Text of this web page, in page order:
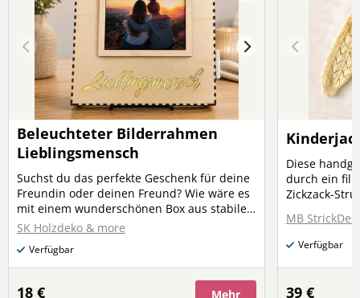
Beleuchteter Bilderrahmen
Lieblingsmensch
Suchst du das perfekte Geschenk für deine
Freundin oder deinen Freund? Wie wäre es
mit einem wunderschönen Box aus stabilen
Pappelholz, die nicht nur durch ihre
Zagenveleimung überzeugt, sondern auch
eine beleuchteten Schriftzug besitzt. Oben
findest du einen Bilderrahmen für dein
Lieblingsfoto in der Größe von 15 x 10 cm.
SK Holzdeko & more
Verfügbar
18 € Mehr
Diese
durch ein
Zickzack-
perfekt für
Übergangsjacke. Material: 100%
Größe:
(Maschinenwäsche)
MB
Verfügbar
39 €